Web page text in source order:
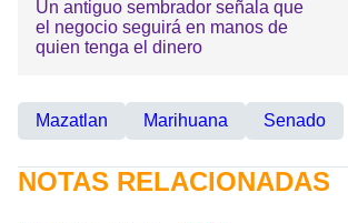
Un antiguo sembrador señala que
el negocio seguirá en manos de
quien tenga el dinero
Mazatlan Marihuana Senado
NOTAS RELACIONADAS